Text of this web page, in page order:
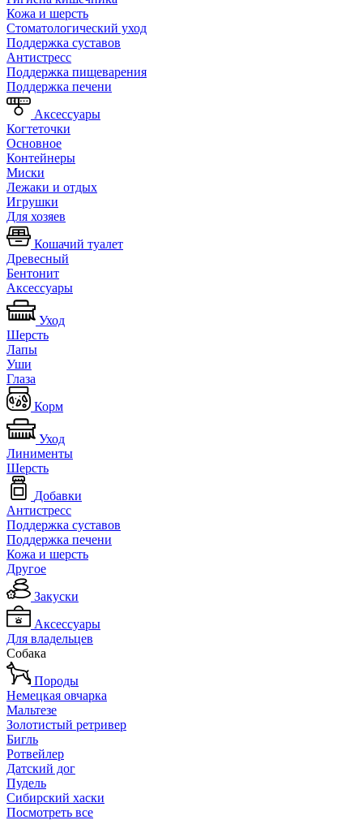
Кожа и шерсть
Cтоматологический уход
Поддержка суставов
Антистресс
Поддержка пищеварения
Поддержка печени
Аксессуары
Когтеточки
Основное
Контейнеры
Миски
Лежаки и отдых
Игрушки
Для хозяев
Кошачий туалет
Древесный
Бентонит
Аксессуары
Уход
Шерсть
Лапы
Уши
Глаза
Корм
Уход
Линименты
Шерсть
Добавки
Антистресс
Поддержка суставов
Поддержка печени
Кожа и шерсть
Другое
Закуски
Аксессуары
Для владельцев
Собака
Породы
Немецкая овчарка
Мальтезе
Золотистый ретривер
Бигль
Ротвейлер
Датский дог
Пудель
Сибирский хаски
Посмотреть все